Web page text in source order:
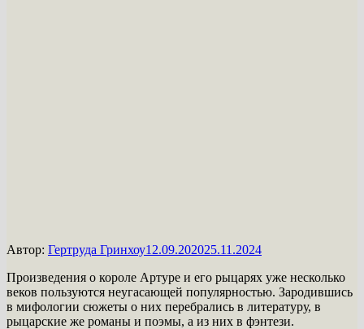
Автор: Гертруда Гринхоу12.09.202025.11.2024
Произведения о короле Артуре и его рыцарях уже несколько
веков пользуются неугасающей популярностью. Зародившись
в мифологии сюжеты о них перебрались в литературу, в
рыцарские же романы и поэмы, а из них в фэнтези.